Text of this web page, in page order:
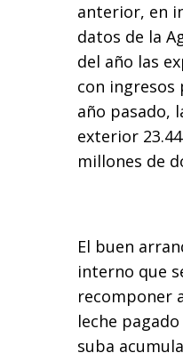
anterior, en
datos de la
del año las
con ingresos
año pasado,
exterior
millones de
El buen
interno que
recomponer
leche
suba